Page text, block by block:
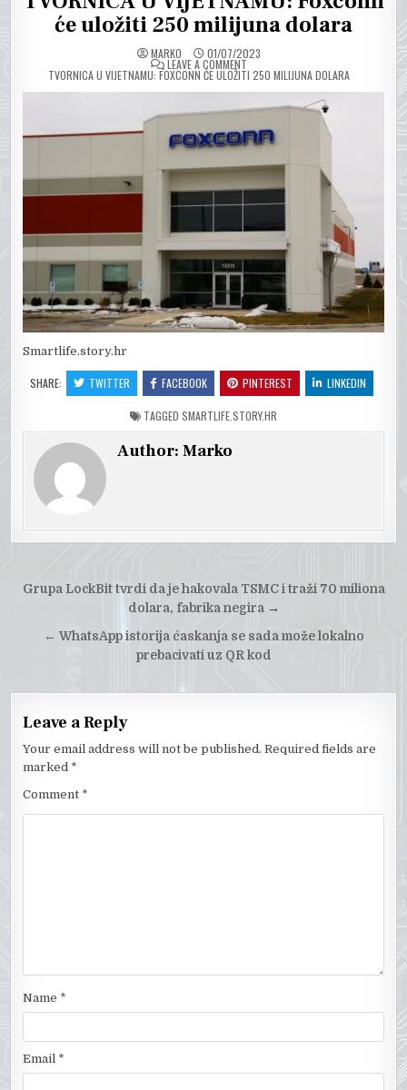
će uložiti 250 milijuna dolara
MARKO 01/07/2023
LEAVE A COMMENTON
TVORNICA U VIJETNAMU: FOXCONN ĆE ULOŽITI 250 MILIJUNA DOLARA
Smartlife.story.hr
SHARE: TWITTER FACEBOOK PINTEREST LINKEDIN
TAGGED SMARTLIFE.STORY.HR
Author:Marko
Post
navigation
Grupa LockBit tvrdi da je hakovala TSMC i traži 70 miliona
dolara, fabrika negira→
← WhatsApp istorija ćaskanja se sada može lokalno
prebacivati uz QR kod
Leave a Reply
Your email address will not be published. Required fields are
marked *
Comment *
Name *
Email *